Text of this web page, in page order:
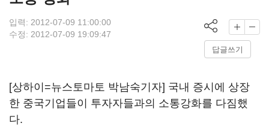
입력: 2012-07-09 11:00:00
수정: 2012-07-09 19:09:47
답글쓰기
[상하이=뉴스토마토 박남숙기자] 국내 증시에 상장
한 중국기업들이 투자자들과의 소통강화를 다짐했
다.